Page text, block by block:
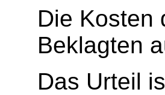
Die Kosten
Beklagten
Das Urteil